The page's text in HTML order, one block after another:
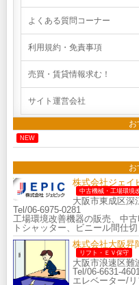
よくある質問コーナー
利用規約・免責事項
売買・賃貸情報求む！
サイト運営会社
お
NEW
お
株式会社ジェイ
中古機械・工場環境
大阪市東成区深
Tel/06-6975-0281
工場環境改善機器の販売、中
トシャッター、ビニール間仕
株式会社大阪昇
リフト・ＥＶ保守
大阪市浪速区難
Tel/06-6631-4601
エレベーター/